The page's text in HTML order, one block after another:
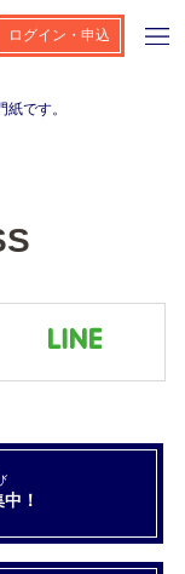
紙です。
ログイン・申込
！